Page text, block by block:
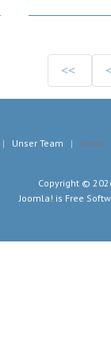
Unser Team News
Copyright ©
Joomla! is Free